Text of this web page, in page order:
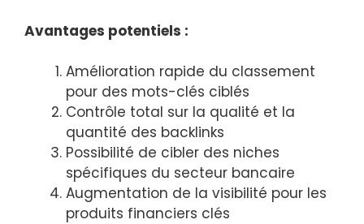
Avantages potentiels :
Amélioration rapide du classement
pour des mots-clés ciblés
Contrôle total sur la qualité et la
quantité des backlinks
Possibilité de cibler des niches
spécifiques du secteur bancaire
Augmentation de la visibilité pour les
produits financiers clés